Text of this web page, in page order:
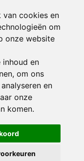
van cookies en
om
onze website
inhoud en
om ons
en
onze
komen.
Lees meer Over